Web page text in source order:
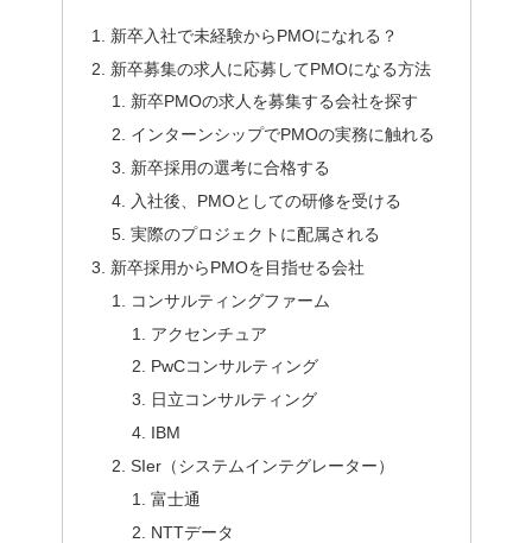
新卒入社で未経験からPMOになれる？
新卒募集の求人に応募してPMOになる方法
新卒PMOの求人を募集する会社を探す
インターンシップでPMOの実務に触れる
新卒採用の選考に合格する
入社後、PMOとしての研修を受ける
実際のプロジェクトに配属される
新卒採用からPMOを目指せる会社
コンサルティングファーム
アクセンチュア
PwCコンサルティング
日立コンサルティング
IBM
SIer（システムインテグレーター）
富士通
NTTデータ